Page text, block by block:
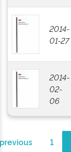
2014-
01-27
2014-
02-
06
1